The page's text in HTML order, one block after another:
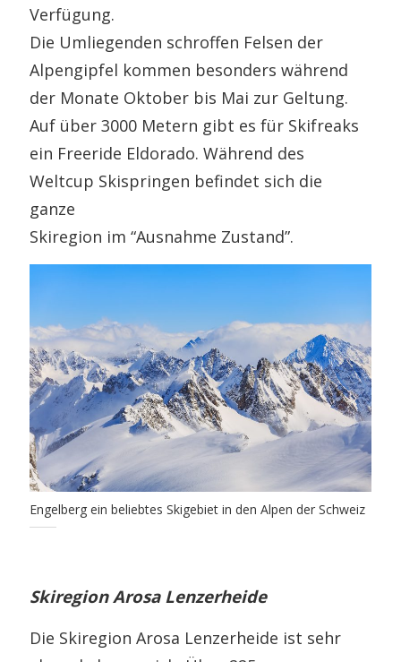
Verfügung.
Die Umliegenden schroffen Felsen der
Alpengipfel kommen besonders während
der Monate Oktober bis Mai zur Geltung.
Auf über 3000 Metern gibt es für Skifreaks
ein Freeride Eldorado. Während des
Weltcup Skispringen befindet sich die
ganze
Skiregion im “Ausnahme Zustand”.
Engelberg ein beliebtes Skigebiet in den Alpen der Schweiz
Skiregion Arosa Lenzerheide
Die Skiregion Arosa Lenzerheide ist sehr